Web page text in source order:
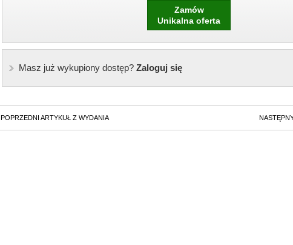
Zamów
Unikalna oferta
Masz już wykupiony dostęp?Zaloguj się
POPRZEDNI ARTYKUŁ Z WYDANIA